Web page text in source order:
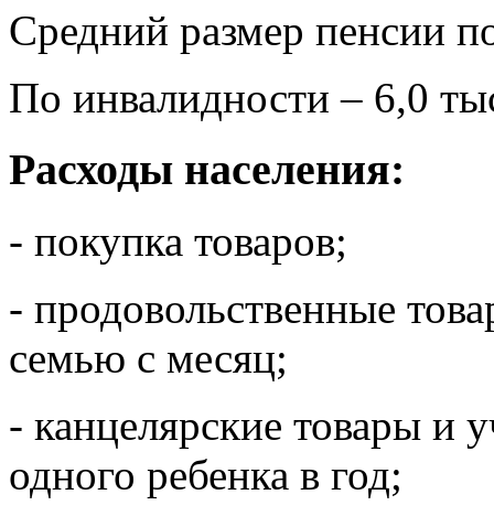
Средний размер пенсии
По инвалидности – 6,0
Расходы населения:
- покупка товаров;
- продовольственные
семью с месяц;
- канцелярские товары и
одного ребенка в год;